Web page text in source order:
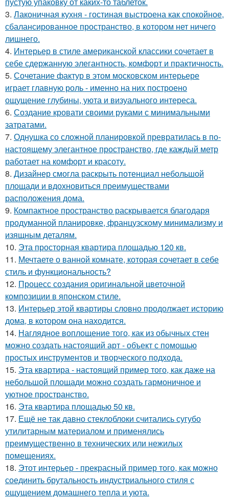
3. Лаконичная кухня - гостиная выстроена как спокойное,
сбалансированное пространство, в котором нет ничего
лишнего.
4. Интерьер в стиле американской классики сочетает в
себе сдержанную элегантность, комфорт и практичность.
5. Сочетание фактур в этом московском интерьере
играет главную роль - именно на них построено
ощущение глубины, уюта и визуального интереса.
6. Создание кровати своими руками с минимальными
затратами.
7. Однушка со сложной планировкой превратилась в по-
настоящему элегантное пространство, где каждый метр
работает на комфорт и красоту.
8. Дизайнер смогла раскрыть потенциал небольшой
площади и вдохновиться преимуществами
расположения дома.
9. Компактное пространство раскрывается благодаря
продуманной планировке, французскому минимализму и
изящным деталям.
10. Эта просторная квартира площадью 120 кв.
11. Мечтаете о ванной комнате, которая сочетает в себе
стиль и функциональность?
12. Процесс создания оригинальной цветочной
композиции в японском стиле.
13. Интерьер этой квартиры словно продолжает историю
дома, в котором она находится.
14. Наглядное воплощение того, как из обычных стен
можно создать настоящий арт - объект с помощью
простых инструментов и творческого подхода.
15. Эта квартира - настоящий пример того, как даже на
небольшой площади можно создать гармоничное и
уютное пространство.
16. Эта квартира площадью 50 кв.
17. Ещё не так давно стеклоблоки считались сугубо
утилитарным материалом и применялись
преимущественно в технических или нежилых
помещениях.
18. Этот интерьер - прекрасный пример того, как можно
соединить брутальность индустриального стиля с
ощущением домашнего тепла и уюта.